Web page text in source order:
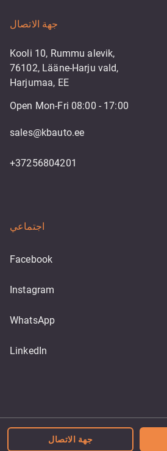
جهة الاتصال
جهة الاتصال
Kooli 10, Rummu alevik,
76102, Lääne-Harju vald,
Harjumaa, EE
Open Mon-Fri 08:00 - 17:00
sales@kbauto.ee
+37256804201
اجتماعي
Facebook
Instagram
WhatsApp
LinkedIn
Powered by